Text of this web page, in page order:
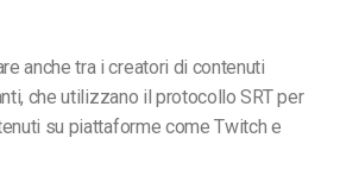
anche tra i creatori di contenuti
che utilizzano il protocollo SRT per
su piattaforme come Twitch e